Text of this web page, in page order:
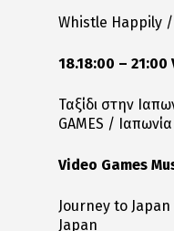
Whistle Happily
18.18:00 – 21:00
Ταξίδι στην
GAMES / Ιαπωνία
Video Games
Journey to
Japan